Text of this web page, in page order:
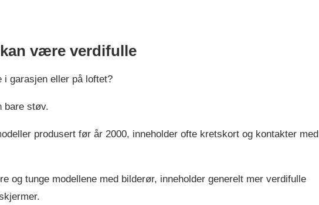
være verdifulle
i garasjen eller på loftet?
bare støv.
produsert før år 2000, inneholder ofte kretskort og kontakter med
og tunge modellene med bilderør, inneholder generelt mer verdifulle